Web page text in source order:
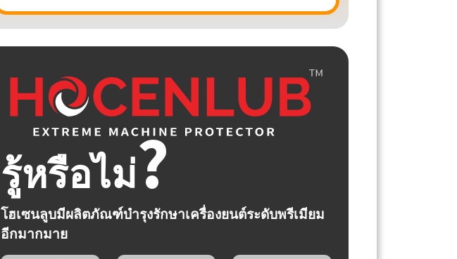
รู้หรือไม่?
โฮเซนลูบมีผลิตภัณฑ์บำรุงรักษาเครื่องยนต์ระดับพรีเมียม
อีกมากมาย